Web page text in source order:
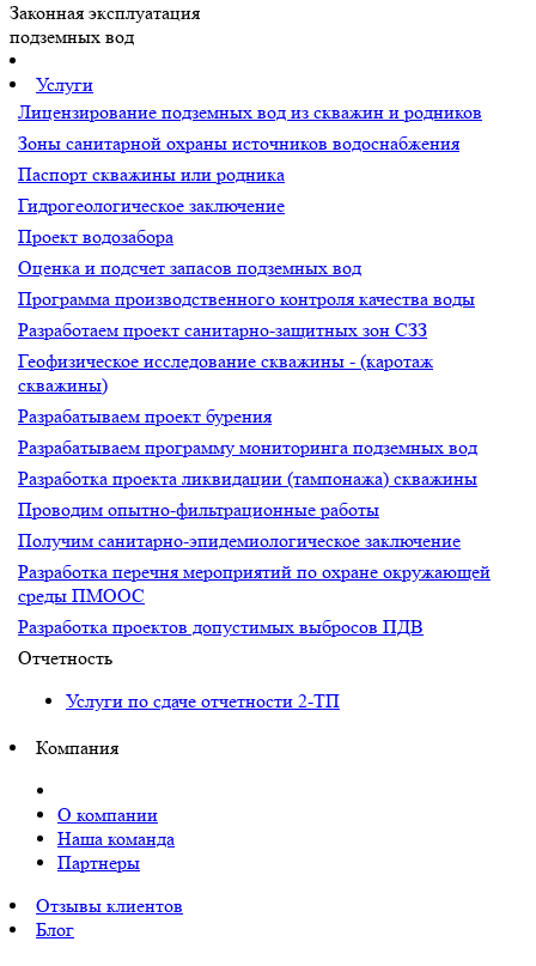
Законная эксплуатация
подземных вод
Услуги
Лицензирование подземных вод из скважин и родников
Зоны санитарной охраны источников водоснабжения
Паспорт скважины или родника
Гидрогеологическое заключение
Проект водозабора
Оценка и подсчет запасов подземных вод
Программа производственного контроля качества воды
Разработаем проект санитарно-защитных зон СЗЗ
Геофизическое исследование скважины - (каротаж
скважины)
Разрабатываем проект бурения
Разрабатываем программу мониторинга подземных вод
Разработка проекта ликвидации (тампонажа) скважины
Проводим опытно-фильтрационные работы
Получим санитарно-эпидемиологическое заключение
Разработка перечня мероприятий по охране окружающей
среды ПМООС
Разработка проектов допустимых выбросов ПДВ
Отчетность
Услуги по сдаче отчетности 2-ТП
Компания
О компании
Наша команда
Партнеры
Отзывы клиентов
Блог